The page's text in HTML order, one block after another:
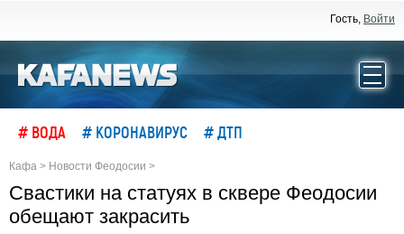
Гость, Войти
# ВОДА # КОРОНАВИРУС # ДТП
Кафа > Новости Феодосии >
Свастики на статуях в сквере Феодосии
обещают закрасить